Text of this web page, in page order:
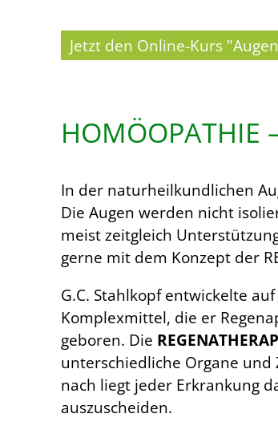
Jetzt den Online-Kurs
HOMÖOPATHIE
In der naturheilkundlichen
Die Augen werden nicht
meist zeitgleich
gerne mit dem Konzept der
G.C. Stahlkopf entwickelte
Komplexmittel, die er
geboren. Die
unterschiedliche Organe
nach liegt jeder Erkrankung
auszuscheiden.